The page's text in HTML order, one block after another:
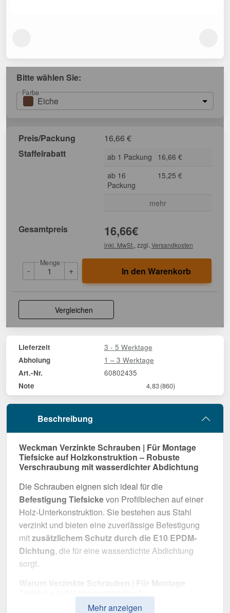
Bitte wählen Sie:
Farbe
Eiche
Preis/Packung 16,66 €
Staffelrabatt
ab 1 Packung
16,66 €
ab 16
Packung
15,25 €
mehr
Gesamtpreis 16,66€
inkl. MwSt. , zzgl. Versandkosten
-
Menge
+ In den Warenkorb
Vergleichen
Lieferzeit 3 - 5 Werktage
Abholung 1 – 3 Werktage
Art.-Nr. 60802435
Note 4,83(860)
Beschreibung
Weckman Verzinkte Schrauben | Für Montage
Tiefsicke auf Holzkonstruktion – Robuste
Verschraubung mit wasserdichter Abdichtung
Die Schrauben eignen sich ideal für die
Befestigung Tiefsickevon Profilblechen auf einer
Holz-Unterkonstruktion. Sie bestehen aus Stahl
verzinkt und bieten eine zuverlässige Befestigung
mitzusätzlichem Schutz durch die E10 EPDM-
Dichtung, die für eine wasserdichte Abdichtung
sorgt.
Zuverlässige Befestigung– Entwickelt für
Mehr anzeigen